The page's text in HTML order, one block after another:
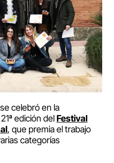
celebró en la
21ª edición delFestival
, que premia el trabajo
categorías